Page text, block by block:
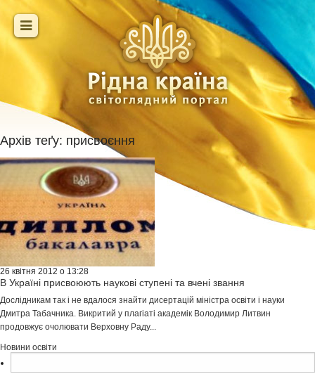
Архів теґу: присвоєння
26 квітня 2012 о 13:28
В Україні присвоюють наукові ступені та вчені звання
Дослідникам так і не вдалося знайти дисертацій міністра освіти і науки
Дмитра Табачника. Викритий у плагіаті академік Володимир Литвин
продовжує очолювати Верховну Раду...
Новини освіти